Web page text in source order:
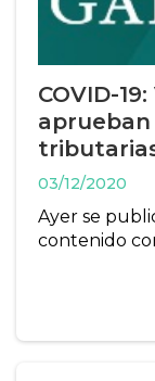
COVID-
03/12/2020
Ayer se
contenido